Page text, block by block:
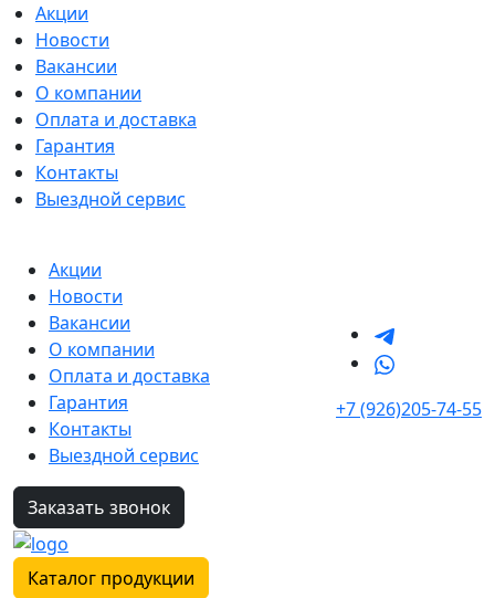
Акции
Новости
Вакансии
О компании
Оплата и доставка
Гарантия
Контакты
Выездной сервис
Акции
Новости
Вакансии
О компании
Оплата и доставка
Гарантия
Контакты
Выездной сервис
+7 (926)205-74-55
Заказать звонок
Каталог продукции